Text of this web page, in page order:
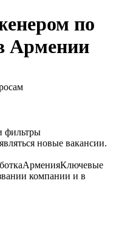
по
Армении
фильтры
новые вакансии.
АрменияКлючевые
компании и в